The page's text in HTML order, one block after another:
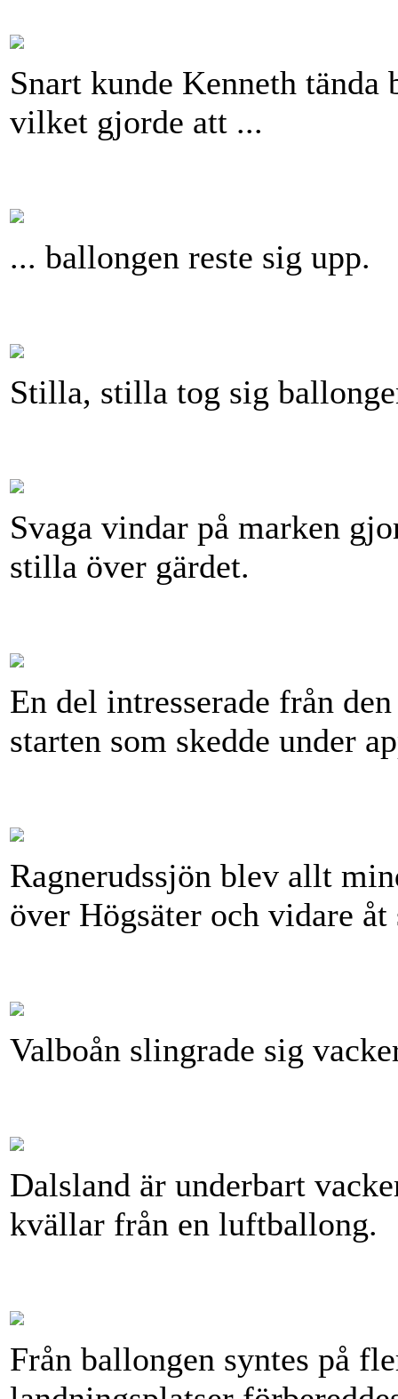
Snart kunde Kenneth
vilket gjorde att ...
... ballongen reste sig upp.
Stilla, stilla tog sig
Svaga vindar på marken
stilla över gärdet.
En del intresserade från
starten som skedde under
Ragnerudssjön blev allt
över Högsäter och vidare åt
Valboån slingrade sig
Dalsland är underbart
kvällar från en luftballong.
Från ballongen syntes på